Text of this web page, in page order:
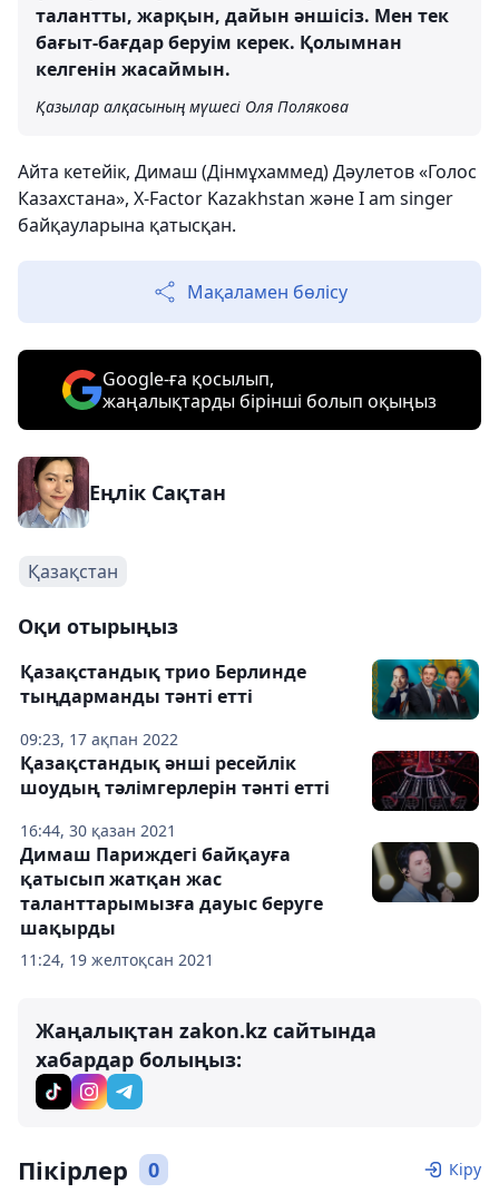
талантты, жарқын, дайын әншісіз. Мен тек
бағыт-бағдар беруім керек. Қолымнан
келгенін жасаймын.
Қазылар алқасының мүшесі Оля Полякова
Айта кетейік, Димаш (Дінмұхаммед) Дәулетов «Голос
Казахстана», X-Factor Kazakhstan және I am singer
байқауларына қатысқан.
Мақаламен бөлісу
Google-ға қосылып,
жаңалықтарды бірінші болып оқыңыз
Еңлік Сақтан
Қазақстан
Оқи отырыңыз
09:23, 17 ақпан 2022
Қазақстандық трио Берлинде
тыңдарманды тәнті етті
16:44, 30 қазан 2021
Қазақстандық әнші ресейлік
шоудың тәлімгерлерін тәнті етті
11:24, 19 желтоқсан 2021
Димаш Париждегі байқауға
қатысып жатқан жас
таланттарымызға дауыс беруге
шақырды
Жаңалықтан zakon.kz сайтында
хабардар болыңыз:
Пікірлер 0 Кіру